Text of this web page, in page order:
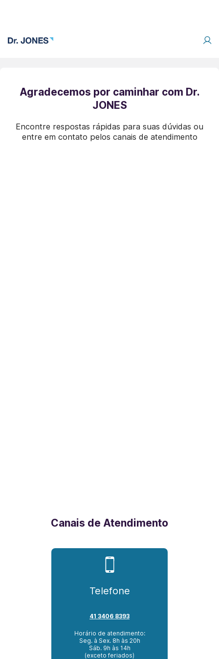
Agradecemos por caminhar com Dr.
JONES
Encontre respostas rápidas para suas dúvidas ou
entre em contato pelos canais de atendimento
Canais de Atendimento
Telefone
41 3406 8393
Horário de atendimento:
Seg. à Sex. 8h às 20h
Sáb. 9h às 14h
(exceto feriados)